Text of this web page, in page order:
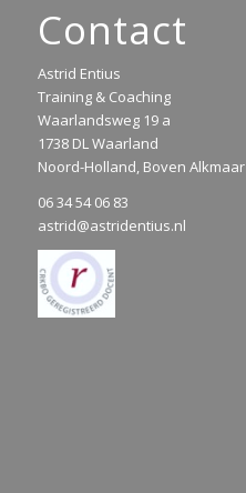
Contact
Astrid Entius
Training & Coaching
Waarlandsweg 19 a
1738 DL Waarland
Noord-Holland, Boven Alkmaar
06 34 54 06 83
astrid@astridentius.nl